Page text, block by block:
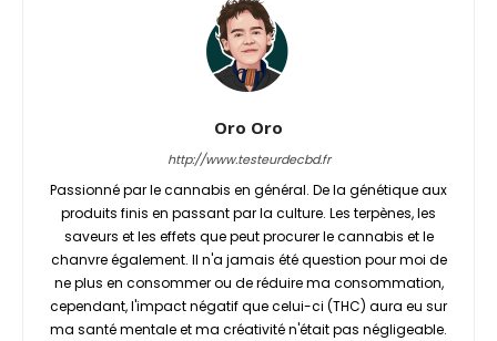
Oro Oro
http://www.testeurdecbd.fr
Passionné par le cannabis en général. De la génétique aux
produits finis en passant par la culture. Les terpènes, les
saveurs et les effets que peut procurer le cannabis et le
chanvre également. Il n'a jamais été question pour moi de
ne plus en consommer ou de réduire ma consommation,
cependant, l'impact négatif que celui-ci (THC) aura eu sur
ma santé mentale et ma créativité n'était pas négligeable.